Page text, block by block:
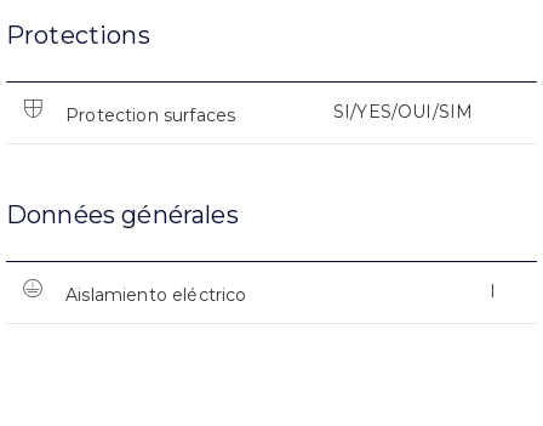
Protections
Protection surfaces SI/YES/OUI/SIM
Données générales
Aislamiento eléctrico I